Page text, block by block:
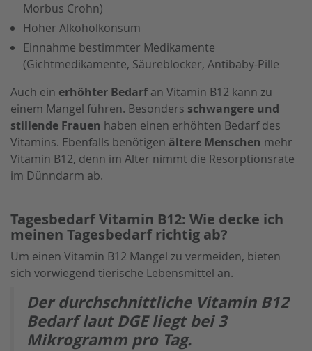
Morbus Crohn)
Hoher Alkoholkonsum
Einnahme bestimmter Medikamente
(Gichtmedikamente, Säureblocker, Antibaby-Pille
Auch ein erhöhter Bedarfan Vitamin B12 kann zu
einem Mangel führen. Besonders schwangere und
stillende Frauen haben einen erhöhten Bedarf des
Vitamins. Ebenfalls benötigen ältere Menschen mehr
Vitamin B12, denn im Alter nimmt die Resorptionsrate
im Dünndarm ab.
Tagesbedarf Vitamin B12: Wie decke ich
meinen Tagesbedarf richtig ab?
Um einen Vitamin B12 Mangel zu vermeiden, bieten
sich vorwiegend tierische Lebensmittel an.
Der durchschnittliche Vitamin B12
Bedarf laut DGE liegt bei 3
Mikrogramm pro Tag.